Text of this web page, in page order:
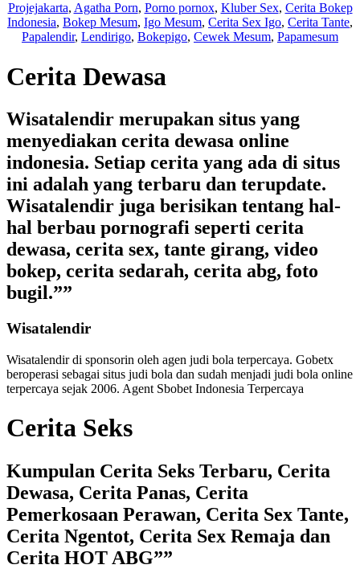
Projejakarta, Agatha Porn, Porno pornox, Kluber Sex, Cerita Bokep
Indonesia, Bokep Mesum, Igo Mesum, Cerita Sex Igo, Cerita Tante,
Papalendir, Lendirigo, Bokepigo, Cewek Mesum, Papamesum
Cerita Dewasa
Wisatalendir merupakan situs yang
menyediakan cerita dewasa online
indonesia. Setiap cerita yang ada di situs
ini adalah yang terbaru dan terupdate.
Wisatalendir juga berisikan tentang hal-
hal berbau pornografi seperti cerita
dewasa, cerita sex, tante girang, video
bokep, cerita sedarah, cerita abg, foto
bugil.””
Wisatalendir
Wisatalendir di sponsorin oleh agen judi bola terpercaya. Gobetx
beroperasi sebagai situs judi bola dan sudah menjadi judi bola online
terpercaya sejak 2006. Agent Sbobet Indonesia Terpercaya
Cerita Seks
Kumpulan Cerita Seks Terbaru, Cerita
Dewasa, Cerita Panas, Cerita
Pemerkosaan Perawan, Cerita Sex Tante,
Cerita Ngentot, Cerita Sex Remaja dan
Cerita HOT ABG””